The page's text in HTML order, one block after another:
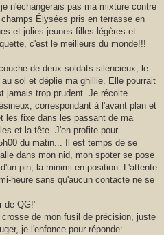
n'échangerais pas ma mixture contre
Élysées pris en terrasse en
et jolies jeunes filles légères et
c'est le meilleurs du monde!!!
de deux soldats silencieux, le
sol et déplie ma ghillie. Elle pourrait
jamais trop prudent. Je récolte
correspondant à l'avant plan et
les fixe dans les passant de ma
et la tête. J'en profite pour
du matin... Il est temps de se
dans mon nid, mon spoter se pose
pin, la minimi en position. L'attente
heure sans qu'aucun contacte ne se
de QG!"
de mon fusil de précision, juste
je l'enfonce pour réponde: